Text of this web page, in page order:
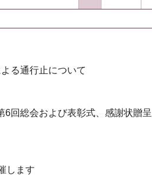
る通行止について
回総会および表彰式、感謝状贈呈
します